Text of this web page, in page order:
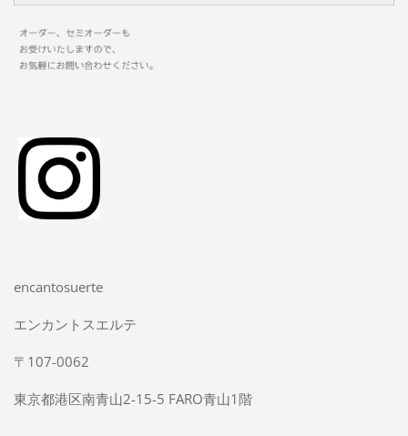
encantosuerte
エンカントスエルテ
〒107-0062
東京都港区南青山2-15-5 FARO青山1階